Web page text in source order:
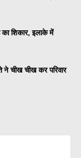
का शिकार, इलाके में
ने चीख चीख कर परिवार